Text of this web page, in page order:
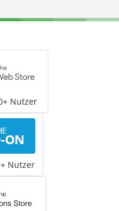
Nutzer
Nutzer